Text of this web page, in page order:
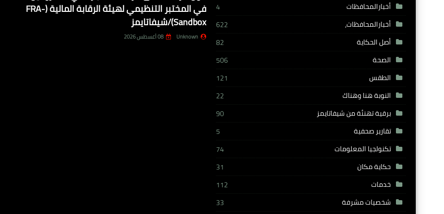
أخبارالمحافظات
4
أخبارالمحافظات،
622
أصل الحكاية
82
الصحة
506
الطقس
121
النوبة هنا وهناك
22
برقية تهنئة من شيفاتايمز
90
تقارير صحفية
5
تكنولجيا المعلومات
74
حكاية مكان
31
خدمات
112
شخصيات مشرفة
33
في المختبر التنظيمي لهيئة الرقابة المالية (FRA-
Sandbox)/شيفاتايمز
Unknown 08 أغسطس 2026